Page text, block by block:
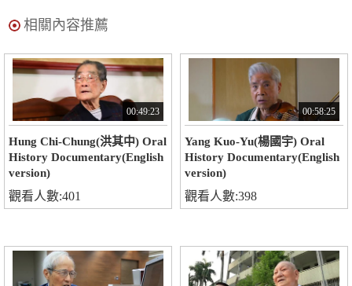
相關內容推薦
00:49:23
Hung Chi-Chung(洪其中) Oral
History Documentary(English
version)
觀看人數:401
00:58:25
Yang Kuo-Yu(楊國宇) Oral
History Documentary(English
version)
觀看人數:398